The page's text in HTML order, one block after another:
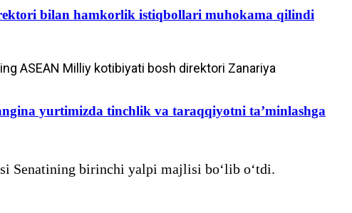
bilan hamkorlik istiqbollari muhokama qilindi
ASEAN Milliy kotibiyati bosh direktori Zanariya
yurtimizda tinchlik va taraqqiyotni ta’minlashga
Senatining birinchi yalpi majlisi bo‘lib o‘tdi.